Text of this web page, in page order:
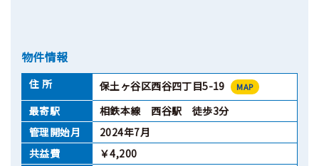
物件情報
住 所 保土ヶ谷区西谷四丁目5-19 MAP
最寄駅
相鉄本線 西谷駅 徒歩3分
管理開始月
2024年7月
共益費
￥4,200